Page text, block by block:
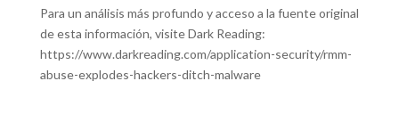
Para un análisis más profundo y acceso a la fuente original
de esta información, visite Dark Reading:
https://www.darkreading.com/application-security/rmm-
abuse-explodes-hackers-ditch-malware